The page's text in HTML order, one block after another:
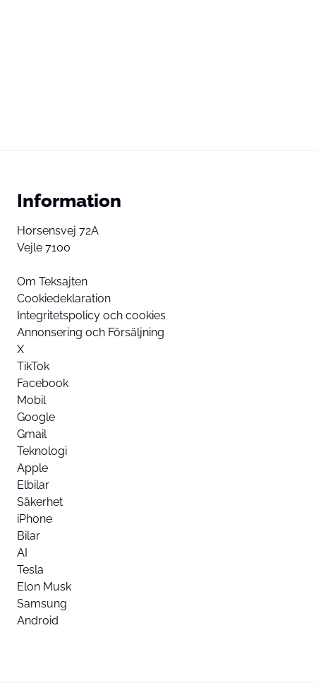
Information
Horsensvej 72A
Vejle 7100
Om Teksajten
Cookiedeklaration
Integritetspolicy och cookies
Annonsering och Försäljning
X
TikTok
Facebook
Mobil
Google
Gmail
Teknologi
Apple
Elbilar
Säkerhet
iPhone
Bilar
AI
Tesla
Elon Musk
Samsung
Android